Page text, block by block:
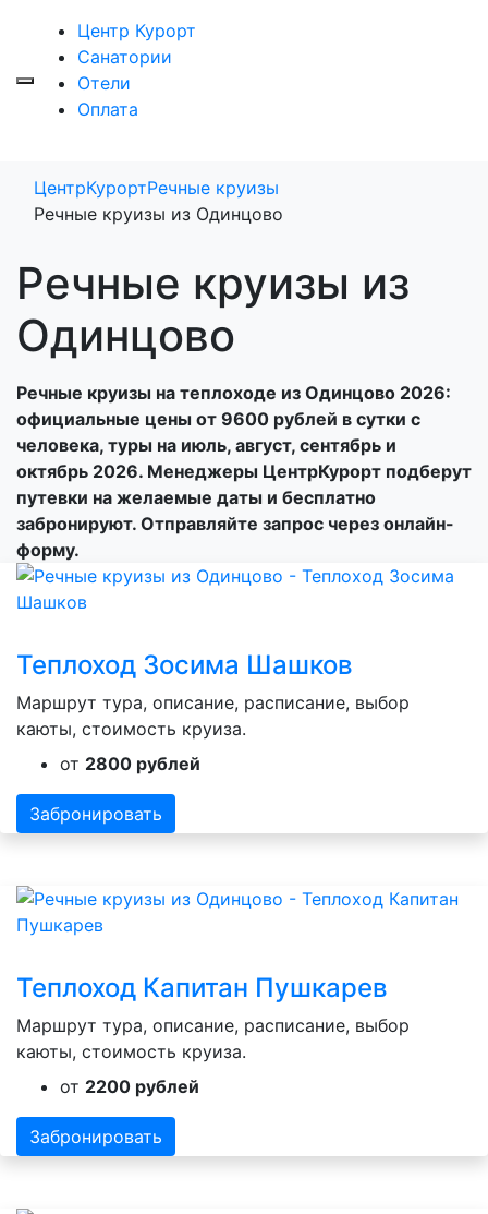
Центр Курорт
Санатории
Отели
Оплата
ЦентрКурортРечные круизы
Речные круизы из Одинцово
Речные круизы из
Одинцово
Речные круизы на теплоходе из Одинцово 2026:
официальные цены от 9600 рублей в сутки с
человека, туры на июль, август, сентябрь и
октябрь 2026. Менеджеры ЦентрКурорт подберут
путевки на желаемые даты и бесплатно
забронируют. Отправляйте запрос через онлайн-
форму.
Теплоход Зосима Шашков
Маршрут тура, описание, расписание, выбор
каюты, стоимость круиза.
от 2800 рублей
Забронировать
Теплоход Капитан Пушкарев
Маршрут тура, описание, расписание, выбор
каюты, стоимость круиза.
от 2200 рублей
Забронировать